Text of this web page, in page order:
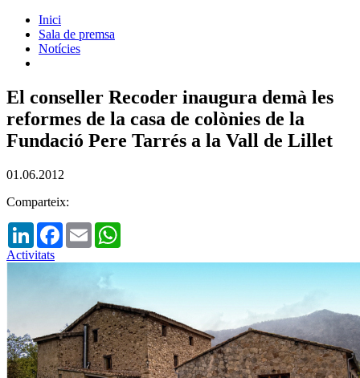
Inici
Sala de premsa
Notícies
El conseller Recoder inaugura demà les
reformes de la casa de colònies de la
Fundació Pere Tarrés a la Vall de Lillet
01.06.2012
Comparteix:
LinkedInFacebook
Email
Activitats